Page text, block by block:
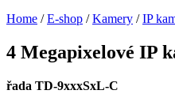
Home / E-shop / Kamery / IP
4 Megapixelové IP
řada TD-9xxxSxL-C